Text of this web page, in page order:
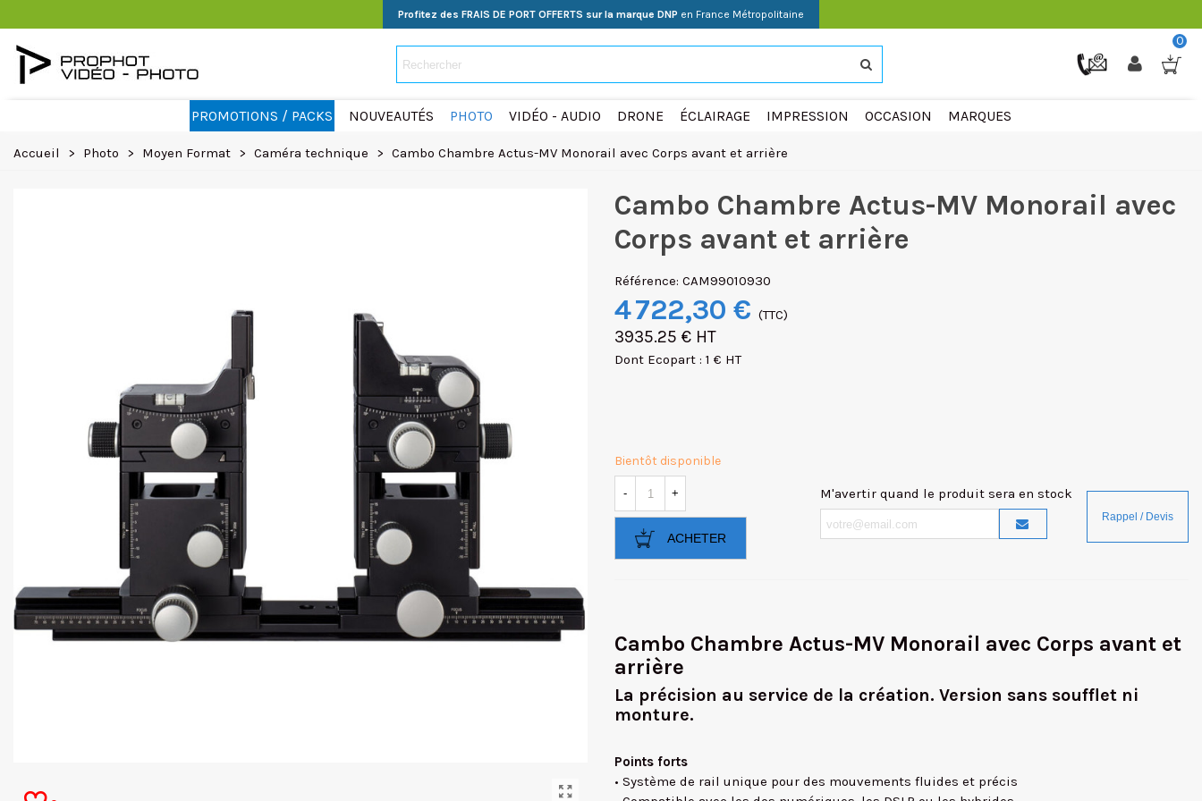
Profitez des FRAIS DE PORT OFFERTS sur la marque DNP en France Métropolitaine
0
PROMOTIONS / PACKS NOUVEAUTÉS PHOTO VIDÉO - AUDIO DRONE ÉCLAIRAGE IMPRESSION OCCASION MARQUES
Accueil > Photo > Moyen Format > Caméra technique > Cambo Chambre Actus-MV Monorail avec Corps avant et arrière
Cambo Chambre Actus-MV Monorail avec
Corps avant et arrière
Référence: CAM99010930
4 722,30 € (TTC)
3935.25 € HT
Dont Ecopart : 1 € HT
Bientôt disponible
- +
ACHETER
M'avertir quand le produit sera en stock
Cambo Chambre Actus-MV Monorail avec Corps avant et
arrière
La précision au service de la création. Version sans soufflet ni
monture.
Points forts
• Système de rail unique pour des mouvements fluides et précis